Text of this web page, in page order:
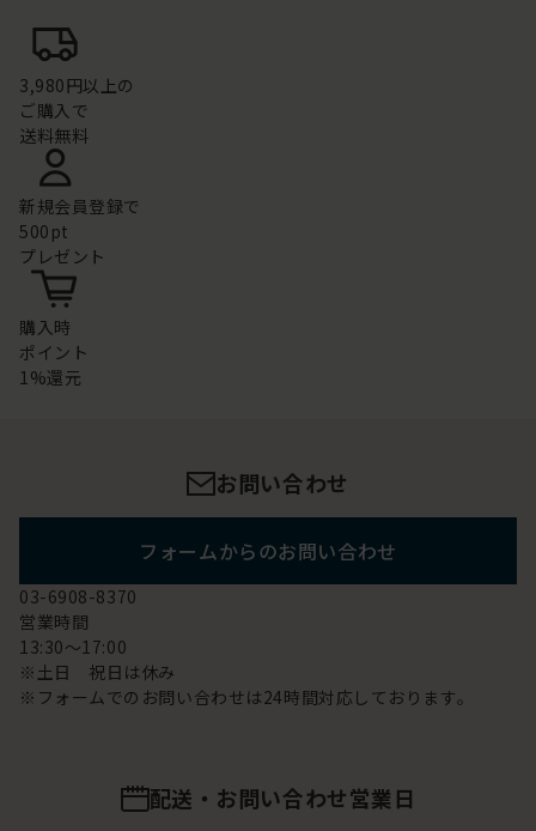
3,980円以上の
ご購入で
送料無料
新規会員登録で
500pt
プレゼント
購入時
ポイント
1%還元
お問い合わせ
フォームからのお問い合わせ
03-6908-8370
営業時間
13:30～17:00
※土日 祝日は休み
※フォームでのお問い合わせは24時間対応しております。
配送・お問い合わせ営業日